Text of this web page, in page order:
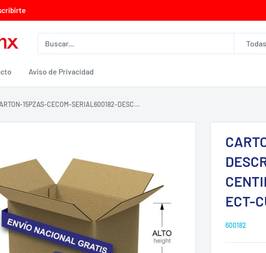
Aviso de Privacidad
15PZAS-CECOM-SERIAL600182-DESC...
ECT-
600182